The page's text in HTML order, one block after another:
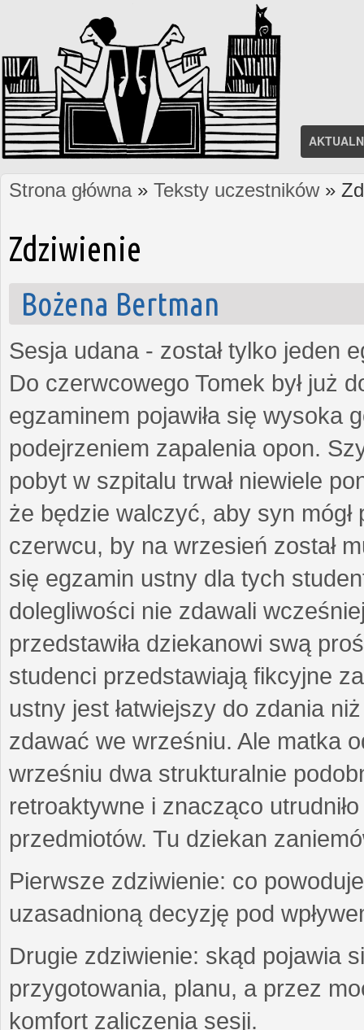
Jesteś tutaj
Strona główna» Teksty uczestników»
Zdziwienie
Bożena Bertman
Sesja udana - został tylko jeden
Do czerwcowego Tomek był już
egzaminem pojawiła się wysoka
podejrzeniem zapalenia opon.
pobyt w szpitalu trwał niewiele
że będzie walczyć, aby syn
czerwcu, by na wrzesień został
się egzamin ustny dla tych
dolegliwości nie zdawali
przedstawiła dziekanowi swą
studenci przedstawiają fikcyjne
ustny jest łatwiejszy do zdania
zdawać we wrześniu. Ale matka
wrześniu dwa strukturalnie
retroaktywne i znacząco
przedmiotów. Tu dziekan
Pierwsze zdziwienie: co
uzasadnioną decyzję pod
Drugie zdziwienie: skąd pojawia
przygotowania, planu, a przez
komfort zaliczenia sesji.